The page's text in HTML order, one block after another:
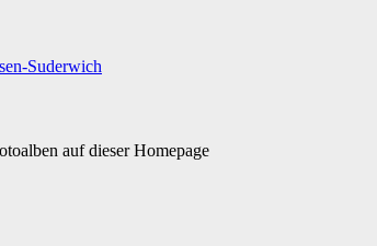
auf dieser Homepage